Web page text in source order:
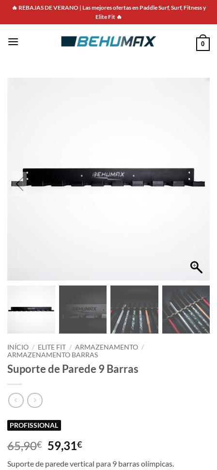
🔥 REBAJAS DE VERANO | Las mejores ofertas en Paddle Surf, Surf, Fitness y
Elite Fit 🔥
0
INÍCIO / ELITE FIT / ARMAZENAMENTO /
ARMAZENAMENTO BARRAS
Suporte de Parede 9 Barras
PROFISSIONAL
65,90€ 59,31€
Suporte de parede vertical para 9 barras olímpicas.